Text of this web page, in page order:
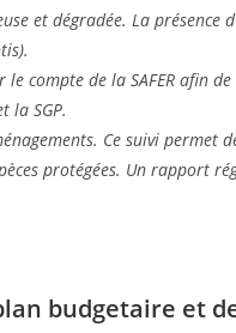
et dégradée. La présence
compte de la SAFER afin
la SGP.
Ce suivi permet
protégées. Un rapport
budgetaire et